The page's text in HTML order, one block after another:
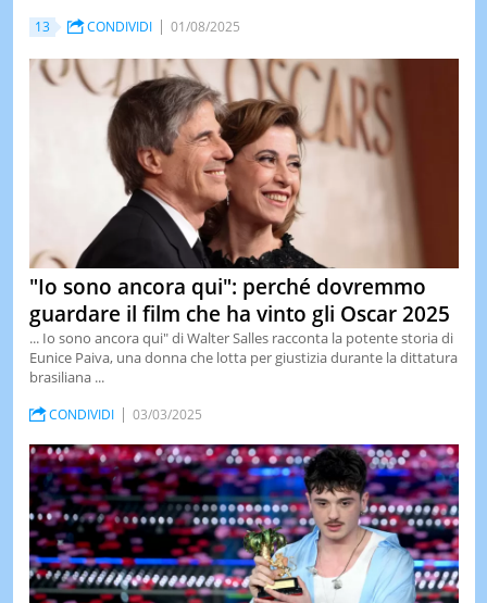
13 CONDIVIDI 01/08/2025
"Io sono ancora qui": perché dovremmo
guardare il film che ha vinto gli Oscar 2025
... Io sono ancora qui" di Walter Salles racconta la potente storia di
Eunice Paiva, una donna che lotta per giustizia durante la dittatura
brasiliana ...
CONDIVIDI 03/03/2025